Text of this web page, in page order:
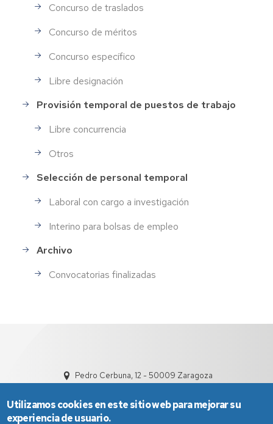
Concurso de traslados
Concurso de méritos
Concurso específico
Libre designación
Provisión temporal de puestos de trabajo
Libre concurrencia
Otros
Selección de personal temporal
Laboral con cargo a investigación
Interino para bolsas de empleo
Archivo
Convocatorias finalizadas
Pedro Cerbuna, 12 - 50009 Zaragoza
Utilizamos cookies en este sitio web para mejorar su
experiencia de usuario.